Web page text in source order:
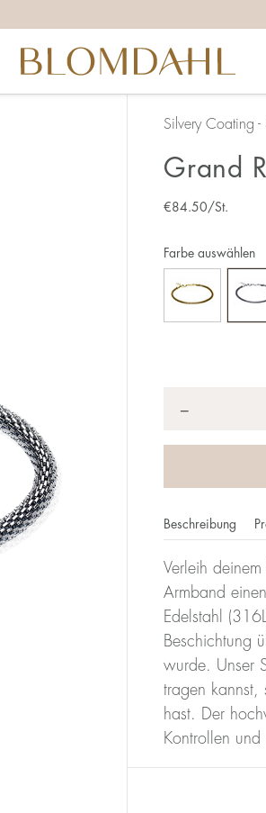
Silvery Coating -
Grand
€84.50/St.
Farbe auswählen
−
Beschreibung
Verleih
Armband
Edelstahl
Beschichtung
wurde. Unser
tragen
hast. Der
Kontrollen